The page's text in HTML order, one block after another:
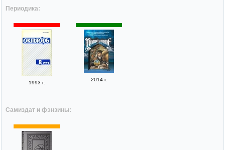
Периодика:
1993 г.
2014 г.
Самиздат и фэнзины: